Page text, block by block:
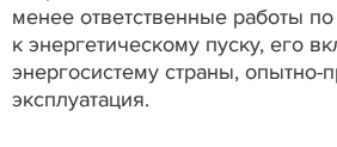
менее ответственные работы
к энергетическому пуску, его
энергосистему страны,
эксплуатация.